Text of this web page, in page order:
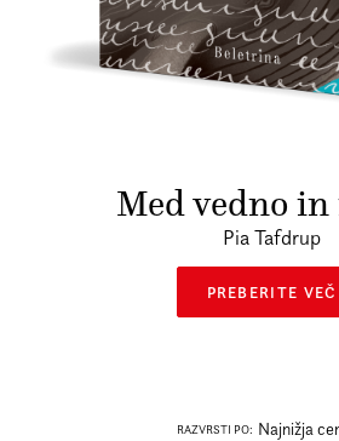
Prijava na e-novice
Foreign Rights
Med vedno
Pia Tafdrup
PREBERITE VEČ
RAZVRSTI PO: Najnižja